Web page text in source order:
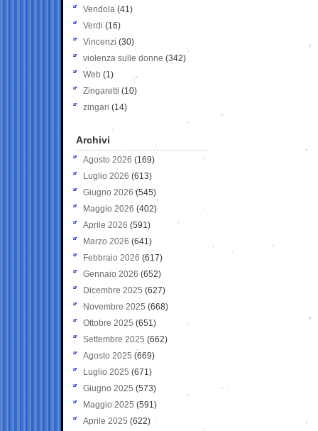
Vendola (41)
Verdi (16)
Vincenzi (30)
violenza sulle donne (342)
Web (1)
Zingaretti (10)
zingari (14)
Archivi
Agosto 2026 (169)
Luglio 2026 (613)
Giugno 2026 (545)
Maggio 2026 (402)
Aprile 2026 (591)
Marzo 2026 (641)
Febbraio 2026 (617)
Gennaio 2026 (652)
Dicembre 2025 (627)
Novembre 2025 (668)
Ottobre 2025 (651)
Settembre 2025 (662)
Agosto 2025 (669)
Luglio 2025 (671)
Giugno 2025 (573)
Maggio 2025 (591)
Aprile 2025 (622)